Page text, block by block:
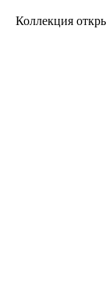
Коллекция